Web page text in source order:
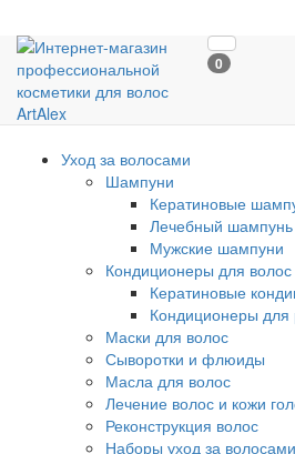
0
Уход за волосами
Шампуни
Кератиновые
Лечебный шампунь
Мужские шампуни
Кондиционеры для волос
Кератиновые
Кондиционеры для
Маски для волос
Сыворотки и флюиды
Масла для волос
Лечение волос и кожи
Реконструкция волос
Наборы уход за волосами